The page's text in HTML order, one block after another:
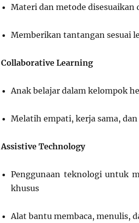
Materi dan metode disesuaikan
Memberikan tantangan sesuai
Collaborative Learning
Anak belajar dalam kelompok
Melatih empati, kerja sama,
Assistive Technology
Penggunaan teknologi untuk
khusus
Alat bantu membaca, menulis,